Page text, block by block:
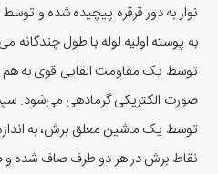
نوار به دور قرقره پیچیده شده و
به پوسته اولیه لوله با طول چندگانه
توسط یک مقاومت القایی قوی به هم
صورت الکتریکی گرمادهی می‌شود. سپس
توسط یک ماشین معلق برش، به
نقاط برش در هر دو طرف صاف شده و